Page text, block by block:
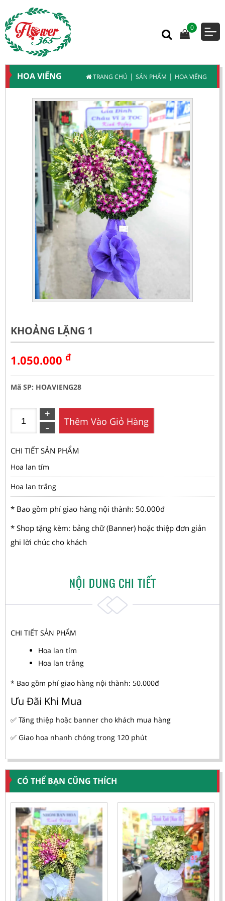
0
HOA VIẾNG TRANG CHỦ | SẢN PHẨM | HOA VIẾNG
KHOẢNG LẶNG 1
1.050.000 đ
Mã SP: HOAVIENG28
Thêm Vào Giỏ Hàng
CHI TIẾT SẢN PHẨM
Hoa lan tím
Hoa lan trắng
* Bao gồm phí giao hàng nội thành: 50.000đ
* Shop tặng kèm: bảng chữ (Banner) hoặc thiệp đơn giản
ghi lời chúc cho khách
NỘI DUNG CHI TIẾT
CHI TIẾT SẢN PHẨM
Hoa lan tím
Hoa lan trắng
* Bao gồm phí giao hàng nội thành: 50.000đ
Ưu Đãi Khi Mua
✅ Tăng thiệp hoặc banner cho khách mua hàng
✅ Giao hoa nhanh chóng trong 120 phút
CÓ THỂ BẠN CŨNG THÍCH